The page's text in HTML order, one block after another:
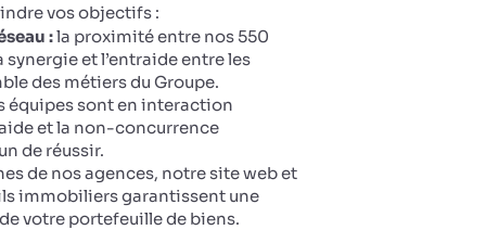
vos objectifs :
:la proximité entre nos 550
et l’entraide entre les
des métiers du Groupe.
équipes sont en interaction
et la non-concurrence
de réussir.
de nos agences, notre site web et
immobiliers garantissent une
votre portefeuille de biens.